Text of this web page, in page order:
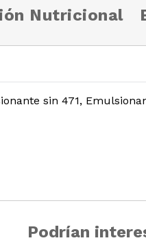
Nutricional
sin 471,
Podrían